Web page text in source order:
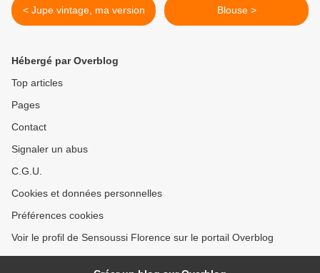
< Jupe vintage, ma version Blouse >
Hébergé par Overblog
Top articles
Pages
Contact
Signaler un abus
C.G.U.
Cookies et données personnelles
Préférences cookies
Voir le profil de Sensoussi Florence sur le portail Overblog